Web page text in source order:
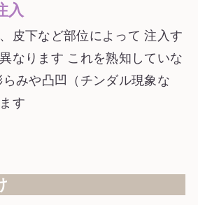
入
皮下など部位によって 注入す
なります これを熟知していな
みや凸凹（チンダル現象な
す